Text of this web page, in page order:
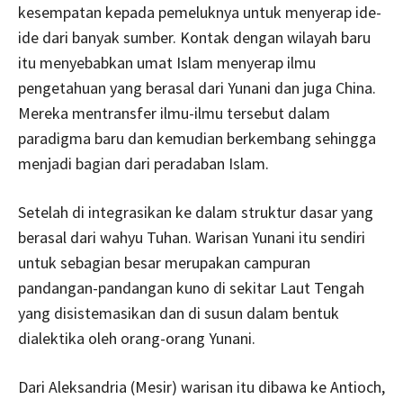
kesempatan kepada pemeluknya untuk menyerap ide-
ide dari banyak sumber. Kontak dengan wilayah baru
itu menyebabkan umat Islam menyerap ilmu
pengetahuan yang berasal dari Yunani dan juga China.
Mereka mentransfer ilmu-ilmu tersebut dalam
paradigma baru dan kemudian berkembang sehingga
menjadi bagian dari peradaban Islam.
Setelah di integrasikan ke dalam struktur dasar yang
berasal dari wahyu Tuhan. Warisan Yunani itu sendiri
untuk sebagian besar merupakan campuran
pandangan-pandangan kuno di sekitar Laut Tengah
yang disistemasikan dan di susun dalam bentuk
dialektika oleh orang-orang Yunani.
Dari Aleksandria (Mesir) warisan itu dibawa ke Antioch,